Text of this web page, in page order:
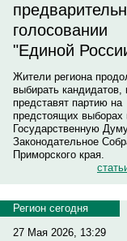
голосовании
"Единой
Жители региона
выбирать кандидатов,
представят партию на
предстоящих выборах
Государственную
Законодательное
Приморского края.
Регион сегодня
27 Мая 2026, 13:29